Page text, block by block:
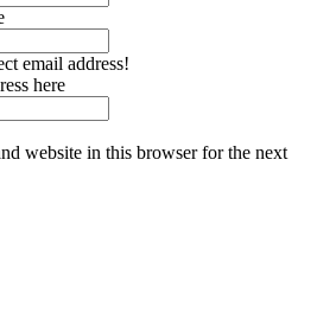
email address!
here
website in this browser for the next